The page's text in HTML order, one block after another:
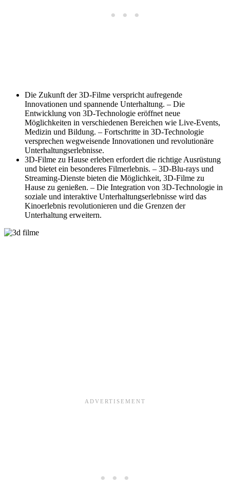
Die Zukunft der 3D-Filme verspricht aufregende
Innovationen und spannende Unterhaltung. – Die
Entwicklung von 3D-Technologie eröffnet neue
Möglichkeiten in verschiedenen Bereichen wie Live-Events,
Medizin und Bildung. – Fortschritte in 3D-Technologie
versprechen wegweisende Innovationen und revolutionäre
Unterhaltungserlebnisse.
3D-Filme zu Hause erleben erfordert die richtige Ausrüstung
und bietet ein besonderes Filmerlebnis. – 3D-Blu-rays und
Streaming-Dienste bieten die Möglichkeit, 3D-Filme zu
Hause zu genießen. – Die Integration von 3D-Technologie in
soziale und interaktive Unterhaltungserlebnisse wird das
Kinoerlebnis revolutionieren und die Grenzen der
Unterhaltung erweitern.